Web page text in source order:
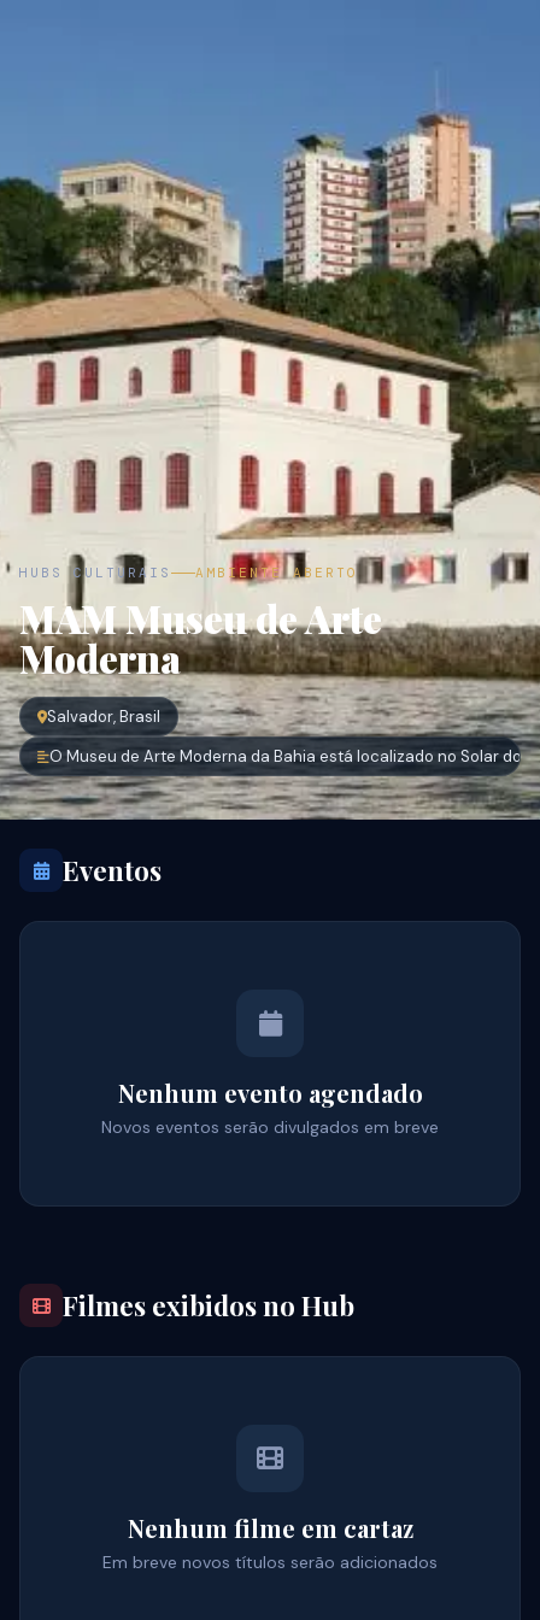
HUBS CULTURAIS AMBIENTE ABERTO
MAM Museu de Arte
Moderna
Salvador, Brasil
O Museu de Arte Moderna da Bahia está localizado no Solar do
Eventos
Nenhum evento agendado
Novos eventos serão divulgados em breve
Filmes exibidos no Hub
Nenhum filme em cartaz
Em breve novos títulos serão adicionados